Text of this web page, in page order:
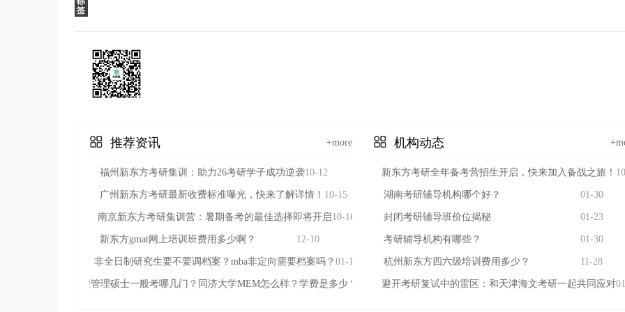
推荐资讯 +more
福州新东方考研集训：助力26考研学子成功逆袭10-12
广州新东方考研最新收费标准曝光，快来了解详情！ 10-15
南京新东方考研集训营：暑期备考的最佳选择即将开启10-16
新东方gmat网上培训班费用多少啊？ 12-10
非全日制研究生要不要调档案？mba非定向需要档案吗？ 01-16
工程管理硕士一般考哪几门？同济大学MEM怎么样？学费是多少？
机构动态
新东方考研全年备考营招生开启，快来加入备战之旅！
湖南考研辅导机构哪个好？ 01-30
封闭考研辅导班价位揭秘 01-23
考研辅导机构有哪些？ 01-30
杭州新东方四六级培训费用多少？ 11-28
避开考研复试中的雷区：和天津海文考研一起共同应对